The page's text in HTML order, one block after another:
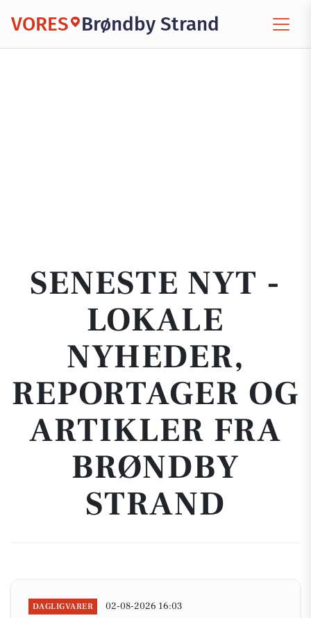
VORES Brøndby Strand
SENESTE NYT -
LOKALE
NYHEDER,
REPORTAGER OG
ARTIKLER FRA
BRØNDBY
STRAND
DAGLIGVARER 02-08-2026 16:03